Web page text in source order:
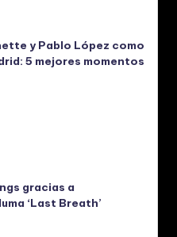
y Pablo López como
5 mejores momentos
gracias a
‘Last Breath’